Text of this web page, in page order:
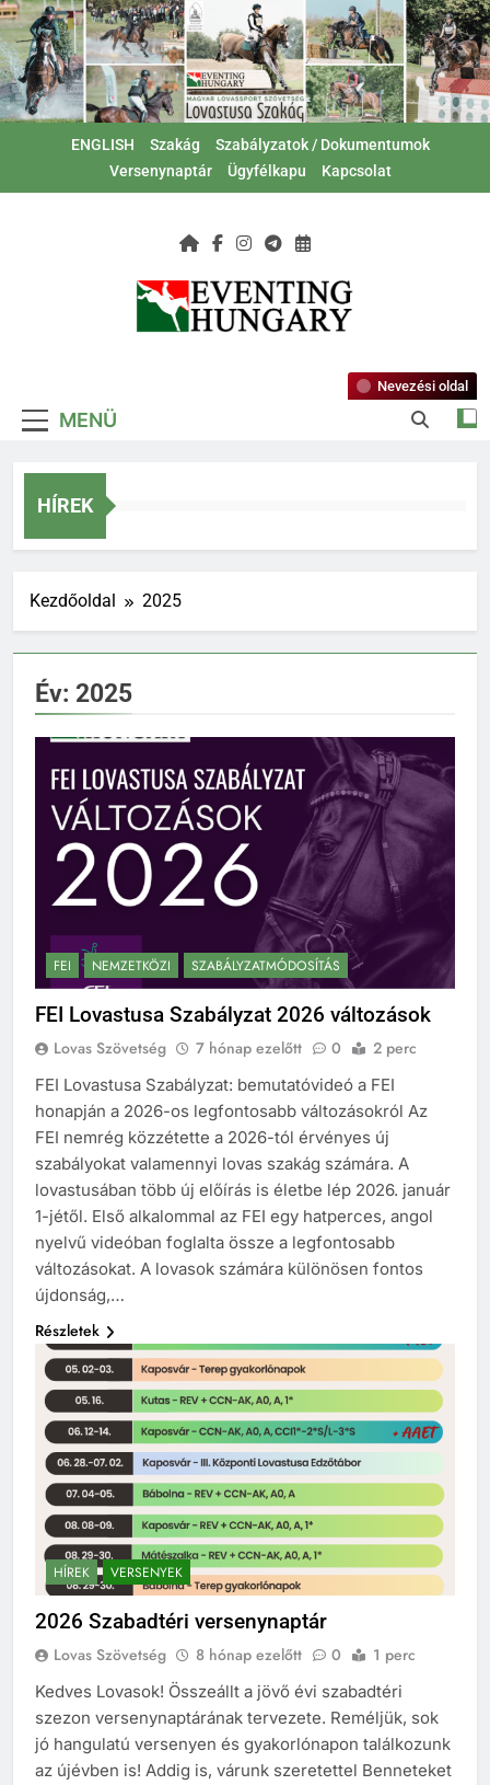
Ugrás
a
tartalomra
ENGLISH Szakág
Szabályzatok / Dokumentumok
Versenynaptár
Ügyfélkapu Kapcsolat
Magyar Lovas
Szövetség –
MENÜ
Nevezési oldal
HÍREK
Kezdőoldal 2025
Év: 2025
FEI NEMZETKÖZI SZABÁLYZATMÓDOSÍTÁS
FEI Lovastusa Szabályzat 2026 változások
Lovas Szövetség 7 hónap ezelőtt 0 2 perc
FEI Lovastusa Szabályzat: bemutatóvideó a FEI
honapján a 2026-os legfontosabb változásokról Az
FEI nemrég közzétette a 2026-tól érvényes új
szabályokat valamennyi lovas szakág számára. A
lovastusában több új előírás is életbe lép 2026. január
1-jétől. Első alkalommal az FEI egy hatperces, angol
nyelvű videóban foglalta össze a legfontosabb
változásokat. A lovasok számára különösen fontos
újdonság,…
Részletek
HÍREK VERSENYEK
2026 Szabadtéri versenynaptár
Lovas Szövetség 8 hónap ezelőtt 0 1 perc
Kedves Lovasok! Összeállt a jövő évi szabadtéri
szezon versenynaptárának tervezete. Reméljük, sok
jó hangulatú versenyen és gyakorlónapon találkozunk
az újévben is! Addig is, várunk szeretettel Benneteket